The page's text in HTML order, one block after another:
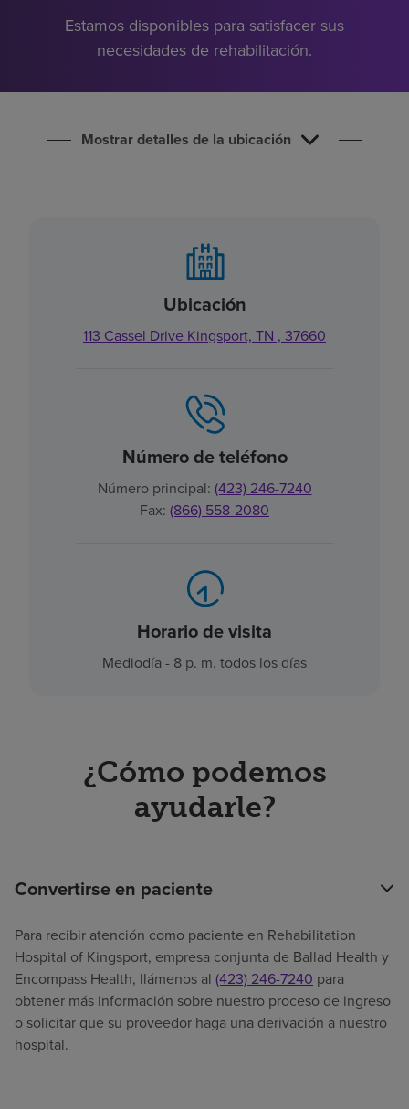
Estamos disponibles para satisfacer sus
necesidades de rehabilitación.
Mostrar detalles de la ubicación
Ubicación
113 Cassel Drive Kingsport, TN , 37660
Número de teléfono
Número principal: (423) 246-7240
Fax: (866) 558-2080
Horario de visita
Mediodía - 8 p. m. todos los días
¿Cómo podemos
ayudarle?
Convertirse en paciente
Para recibir atención como paciente en Rehabilitation
Hospital of Kingsport, empresa conjunta de Ballad Health y
Encompass Health, llámenos al (423) 246-7240 para
obtener más información sobre nuestro proceso de ingreso
o solicitar que su proveedor haga una derivación a nuestro
hospital.